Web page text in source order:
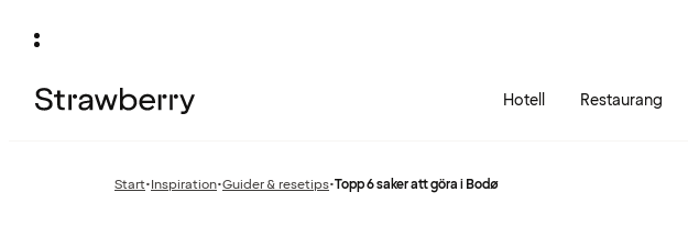
Hotell Restaurang
Start•Föregående
Inspiration•Föregående
Guider & resetips•Topp 6 saker att göra i Bodø